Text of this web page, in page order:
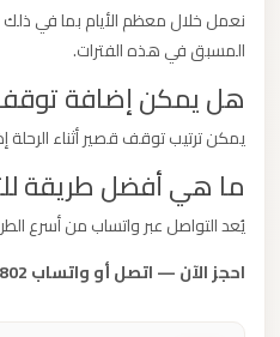
نعمل خلال معظم الأيام بما في ذلك
المسبق في هذه الفترات.
هل يمكن إضافة توقف
يمكن ترتيب توقف قصير أثناء الرحلة
ما هي أفضل طريقة
يُعد التواصل عبر واتساب من أسرع
احجز الآن — اتصل أو واتساب 01000948802.